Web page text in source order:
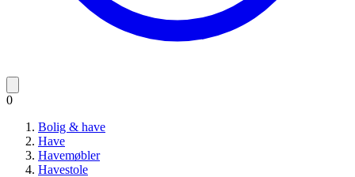
0
Bolig & have
Have
Havemøbler
Havestole